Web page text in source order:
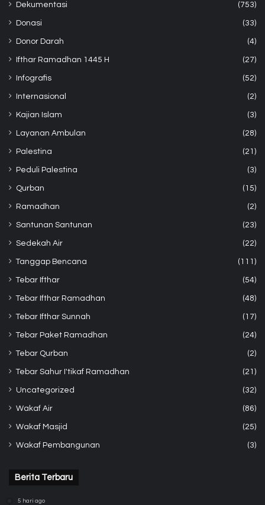
Dekumentasi (753)
Donasi (33)
Donor Darah (4)
Ifthar Ramadhan 1445 H (27)
Infografis (52)
Internasional (2)
Kajian Islam (3)
Layanan Ambulan (28)
Palestina (21)
Peduli Palestina (3)
Qurban (15)
Ramadhan (2)
Santunan Santunan (23)
Sedekah Air (22)
Tanggap Bencana (111)
Tebar Ifthar (54)
Tebar Ifthar Ramadhan (48)
Tebar Ifthar Sunnah (17)
Tebar Paket Ramadhan (24)
Tebar Qurban (2)
Tebar Sahur I'tikaf Ramadhan (21)
Uncategorized (32)
Wakaf Air (86)
Wakaf Masjid (25)
Wakaf Pembangunan (3)
Berita Terbaru
5 hari ago